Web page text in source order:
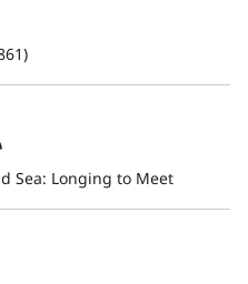
Sea: Longing to Meet